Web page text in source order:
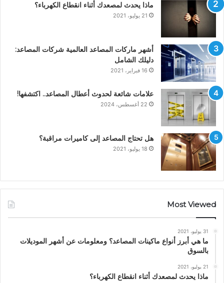
ماذا يحدث لمصعدك أثناء انقطاع الكهرباء؟
21 يوليو، 2021
أشهر ماركات المصاعد العالمية شركات المصاعد:
دليلك الشامل
16 فبراير، 2021
علامات شائعة لحدوث أعطال المصاعد.. اكتشفها!
22 أغسطس، 2024
هل تحتاج المصاعد إلى كاميرات مراقبة؟
18 يوليو، 2021
Most Viewed
31 يوليو، 2021
ما هي أبرز أنواع ماكينات المصاعد؟ ومعلومات عن أشهر الموديلات
بالسوق
21 يوليو، 2021
ماذا يحدث لمصعدك أثناء انقطاع الكهرباء؟